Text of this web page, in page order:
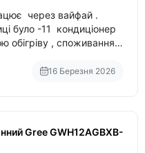
через вайфай .
було -11 кондиціонер
обігріву , споживання
16 Березня 2026
Gree GWH12AGBXB-